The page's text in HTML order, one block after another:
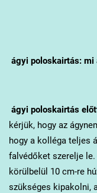
ágyi poloskairtás: mi
ágyi poloskairtás
kérjük, hogy az
hogy a kolléga teljes
falvédőket szerelje
körülbelül 10 cm-re
szükséges kipakolni,